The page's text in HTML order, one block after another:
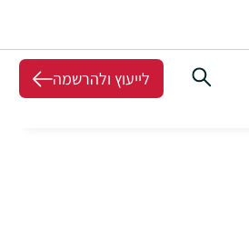
לייעוץ ולהרשמה